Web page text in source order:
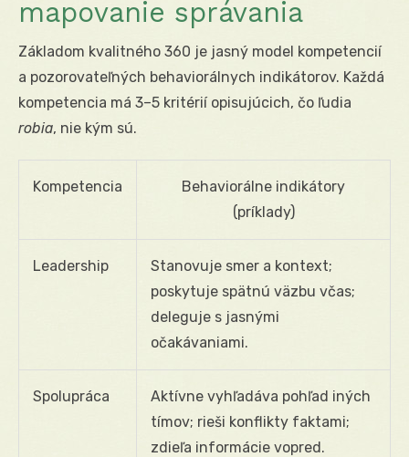
mapovanie správania
Základom kvalitného 360 je jasný model kompetencií
a pozorovateľných behaviorálnych indikátorov. Každá
kompetencia má 3–5 kritérií opisujúcich, čo ľudia
robia, nie kým sú.
Kompetencia
Behaviorálne indikátory
(príklady)
Leadership
Stanovuje smer a kontext;
poskytuje spätnú väzbu včas;
deleguje s jasnými
očakávaniami.
Spolupráca
Aktívne vyhľadáva pohľad iných
tímov; rieši konflikty faktami;
zdieľa informácie vopred.